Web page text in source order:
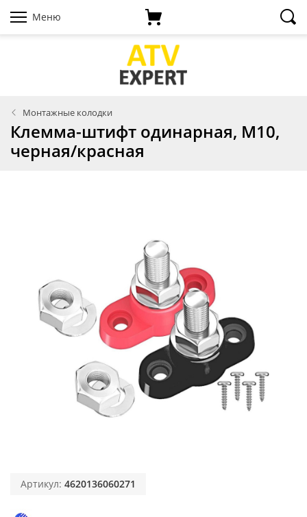
Меню
Монтажные колодки
Клемма-штифт одинарная, M10,
черная/красная
Артикул: 4620136060271